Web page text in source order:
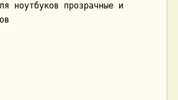
ноутбуков прозрачные и